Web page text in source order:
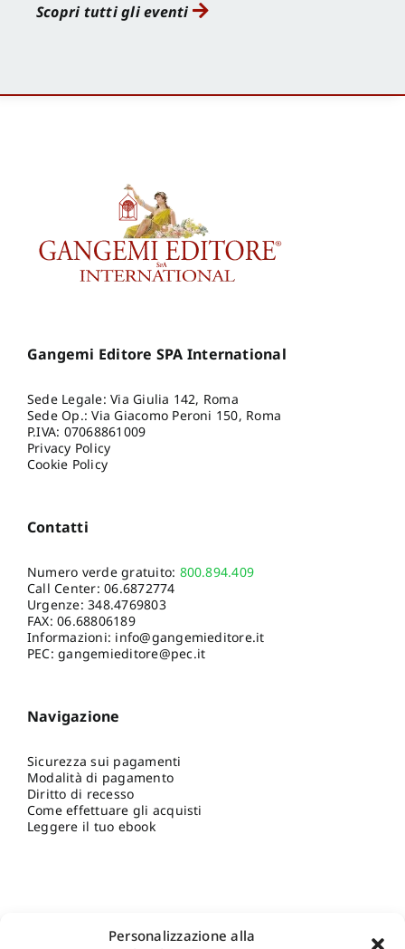
Personalizzazione alla
Scopri tutti gli eventi
Gangemi Editore SPA International
Sede Legale: Via Giulia 142, Roma
Sede Op.: Via Giacomo Peroni 150, Roma
P.IVA: 07068861009
Privacy Policy
Cookie Policy
Contatti
Numero verde gratuito: 800.894.409
Call Center:06.6872774
Urgenze:348.4769803
FAX: 06.68806189
Informazioni: info@gangemieditore.it
PEC: gangemieditore@pec.it
Navigazione
Sicurezza sui pagamenti
Modalità di pagamento
Diritto di recesso
Come effettuare gli acquisti
Leggere il tuo ebook